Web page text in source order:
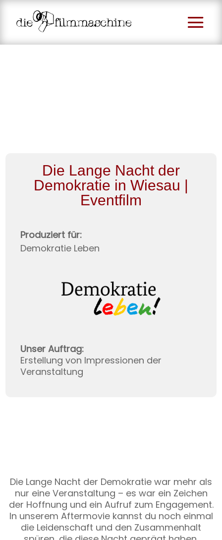
Die Lange Nacht der
Demokratie in Wiesau |
Eventfilm
Produziert für:
Demokratie Leben
Unser Auftrag:
Erstellung von Impressionen der
Veranstaltung
Die Lange Nacht der Demokratie war mehr als
nur eine Veranstaltung – es war ein Zeichen
der Hoffnung und ein Aufruf zum Engagement.
In unserem Aftermovie kannst du noch einmal
die Leidenschaft und den Zusammenhalt